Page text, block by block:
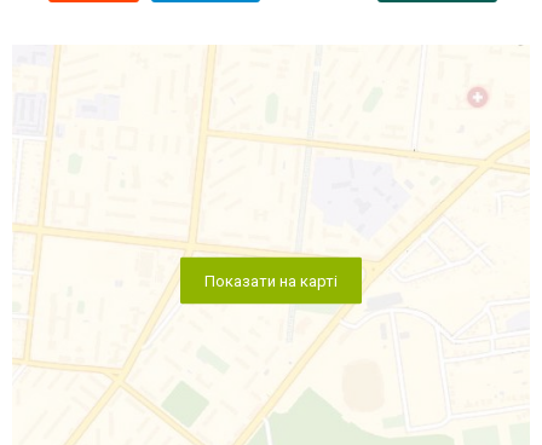
Показати на карті